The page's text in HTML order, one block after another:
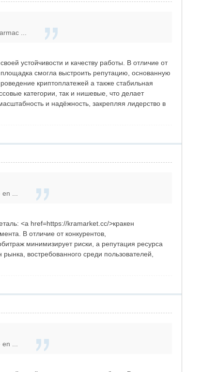
...
устойчивости и качеству работы. В отличие от
смогла выстроить репутацию, основанную
криптоплатежей а также стабильная
категории, так и нишевые, что делает
и надёжность, закрепляя лидерство в
...
<a href=https://kramarket.cc/>кракен
В отличие от конкурентов,
минимизирует риски, а репутация ресурса
востребованного среди пользователей,
...